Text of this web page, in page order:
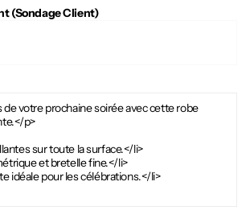
(Sondage Client)
de votre prochaine soirée avec cette robe
p>
sur toute la surface.</li>
et bretelle fine.</li>
idéale pour les célébrations.</li>